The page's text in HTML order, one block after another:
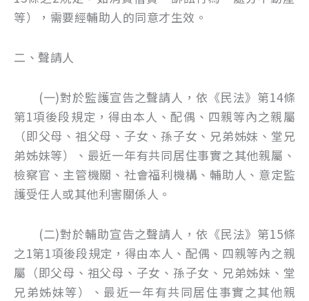
等），需要經輔助人的同意才生效。
二、聲請人
(一)對於監護宣告之聲請人，依《民法》第14條
第1項後段規定，得由本人、配偶、四親等內之親屬
（即父母、祖父母、子女、孫子女、兄弟姊妹、堂兄
弟姊妹等）、最近一年有共同居住事實之其他親屬、
檢察官、主管機關、社會福利機構、輔助人、意定監
護受任人或其他利害關係人。
(二)對於輔助宣告之聲請人，依《民法》第15條
之1第1項後段規定，得由本人、配偶、四親等內之親
屬（即父母、祖父母、子女、孫子女、兄弟姊妹、堂
兄弟姊妹等）、最近一年有共同居住事實之其他親